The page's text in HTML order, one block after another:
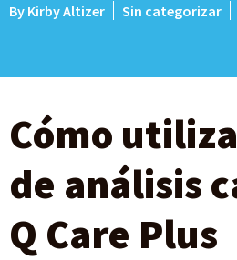
By Kirby Altizer Sin categorizar
Cómo
de análisis
Q Care Plus